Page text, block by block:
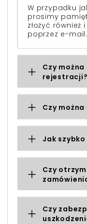
W przypadku
prosimy
złożyć również
poprzez e-mail.
Czy
rejestracji?
Czy
Jak
Czy
Czy